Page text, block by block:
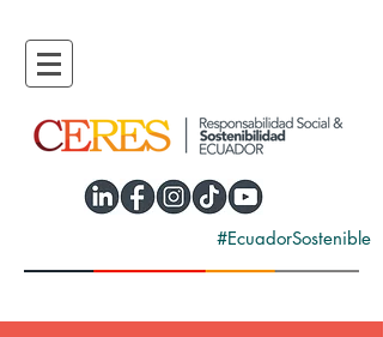
#EcuadorSostenible